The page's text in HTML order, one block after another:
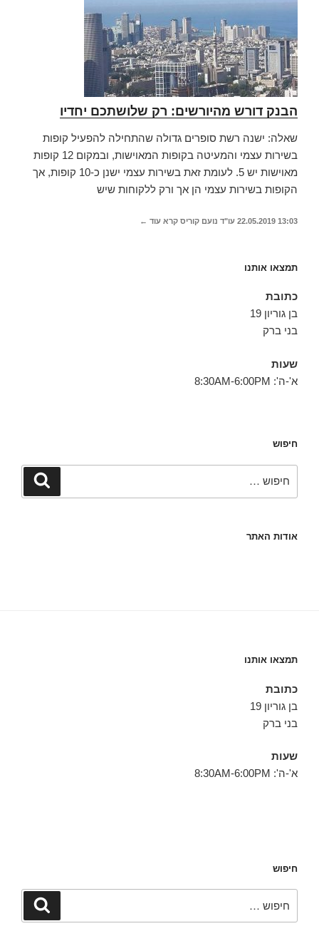
הבנק דורש מהיורשים: רק שלושתכם יחדיו
שאלה: ישנה רשת סופרים גדולה שהתחילה להפעיל קופות
בשירות עצמי והמעיטה בקופות המאוישות, ובמקום 12 קופות
מאוישות יש 5. לעומת זאת בשירות עצמי ישנן כ-10 קופות, אך
הקופות בשירות עצמי הן אך ורק ללקוחות שיש
22.05.2019 13:03 עו"ד נועם קוריס קרא עוד ←
תמצאו אותנו
כתובת
בן גוריון 19
בני ברק
שעות
א'-ה': 8:30AM-6:00PM
חיפוש
חיפוש
אודות האתר
תמצאו אותנו
כתובת
בן גוריון 19
בני ברק
שעות
א'-ה': 8:30AM-6:00PM
חיפוש
חיפוש